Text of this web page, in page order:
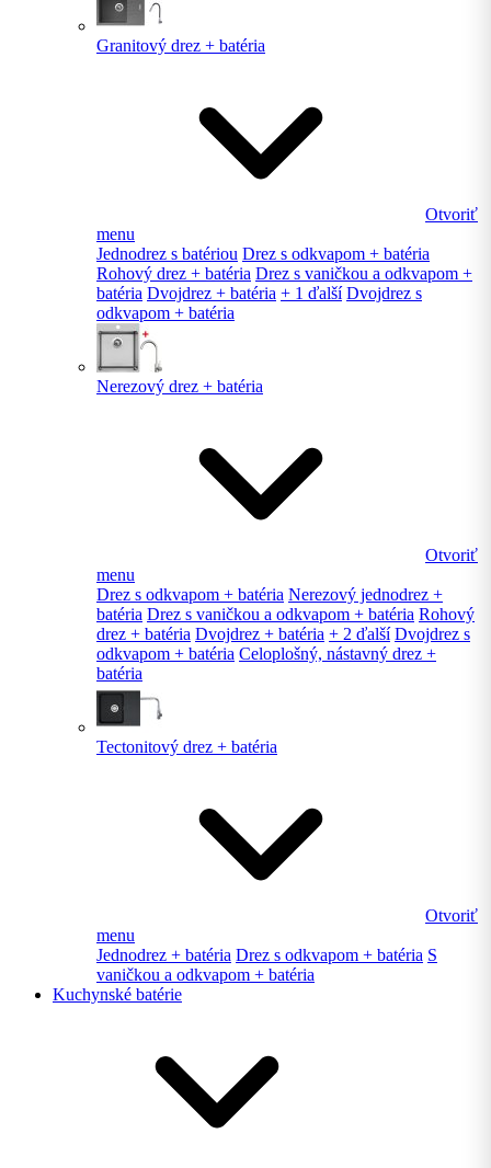
Granitový drez + batéria
Otvoriť
menu
Jednodrez s batériou Drez s odkvapom + batéria
Rohový drez + batéria Drez s vaničkou a odkvapom +
batéria Dvojdrez + batéria + 1 ďalší Dvojdrez s
odkvapom + batéria
Nerezový drez + batéria
Otvoriť
menu
Drez s odkvapom + batéria Nerezový jednodrez +
batéria Drez s vaničkou a odkvapom + batéria Rohový
drez + batéria Dvojdrez + batéria + 2 ďalší Dvojdrez s
odkvapom + batéria Celoplošný, nástavný drez +
batéria
Tectonitový drez + batéria
Otvoriť
menu
Jednodrez + batéria Drez s odkvapom + batéria S
vaničkou a odkvapom + batéria
Kuchynské batérie